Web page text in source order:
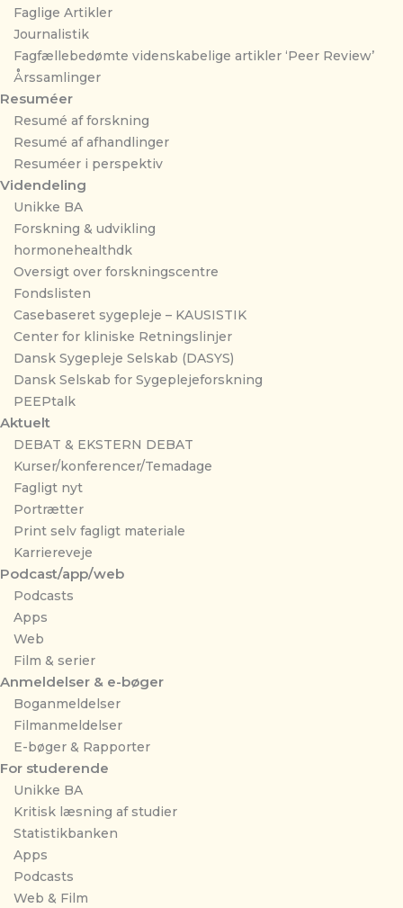
Faglige Artikler
Journalistik
Fagfællebedømte videnskabelige artikler ‘Peer Review’
Årssamlinger
Resuméer
Resumé af forskning
Resumé af afhandlinger
Resuméer i perspektiv
Videndeling
Unikke BA
Forskning & udvikling
hormonehealthdk
Oversigt over forskningscentre
Fondslisten
Casebaseret sygepleje – KAUSISTIK
Center for kliniske Retningslinjer
Dansk Sygepleje Selskab (DASYS)
Dansk Selskab for Sygeplejeforskning
PEEPtalk
Aktuelt
DEBAT & EKSTERN DEBAT
Kurser/konferencer/Temadage
Fagligt nyt
Portrætter
Print selv fagligt materiale
Karriereveje
Podcast/app/web
Podcasts
Apps
Web
Film & serier
Anmeldelser & e-bøger
Boganmeldelser
Filmanmeldelser
E-bøger & Rapporter
For studerende
Unikke BA
Kritisk læsning af studier
Statistikbanken
Apps
Podcasts
Web & Film